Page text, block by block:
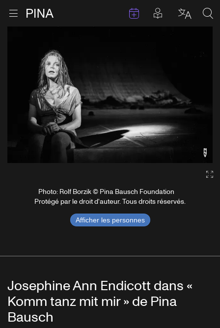
Ouvrir le menu Retour à la page d'accueil Évenements
Articles en
Photo: Rolf Borzik © Pina Bausch Foundation
Protégé par le droit d'auteur. Tous droits réservés.
Afficher les personnes
Josephine Ann Endicott dans «
Komm tanz mit mir » de Pina
Bausch